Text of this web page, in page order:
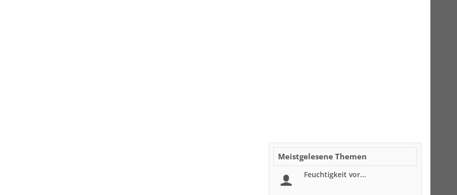
Meistgelesene Themen
Feuchtigkeit vor...